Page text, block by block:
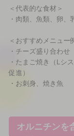
＜代表的な食材＞
・肉類、魚類、卵、
＜おすすめメニュー
・チーズ盛り合わせ
・たまご焼き（Lシ
促進）
・お刺身、焼き魚
オルニチンを